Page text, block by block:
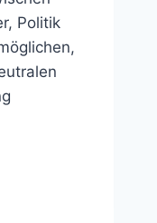
Politik